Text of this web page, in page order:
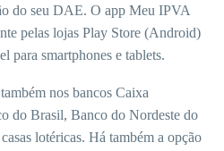
do seu DAE. O app Meu IPVA
pelas lojas Play Store (Android)
para smartphones e tablets.
nos bancos Caixa
do Brasil, Banco do Nordeste do
lotéricas. Há também a opção